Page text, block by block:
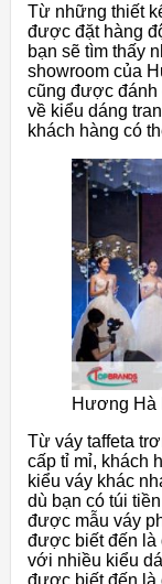
Từ những thiết
được đặt hàng
bạn sẽ tìm thấy
showroom của
cũng được đánh
về kiểu dáng
khách hàng có
Hương Hà
Từ váy taffeta
cấp tỉ mỉ, khách
kiểu váy khác
dù bạn có túi
được mẫu váy
được biết đến là
với nhiều kiểu